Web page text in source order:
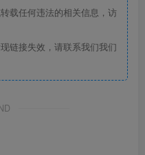
载任何违法的相关信息，访
链接失效，请联系我们我们